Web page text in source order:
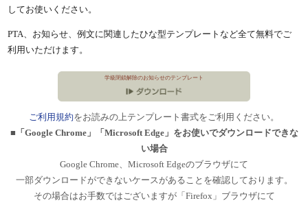
してお使いください。
PTA、お知らせ、例文に関連したひな型テンプレートなど全て無料でご
利用いただけます。
学級閉鎖解除のお知らせのテンプレート
ご利用規約をお読みの上テンプレート書式をご利用ください。
■「Google Chrome」「Microsoft Edge」をお使いでダウンロードできな
い場合
Google Chrome、Microsoft Edgeのブラウザにて
一部ダウンロードができないケースがあることを確認しております。
その場合はお手数ではございますが「Firefox」ブラウザにて